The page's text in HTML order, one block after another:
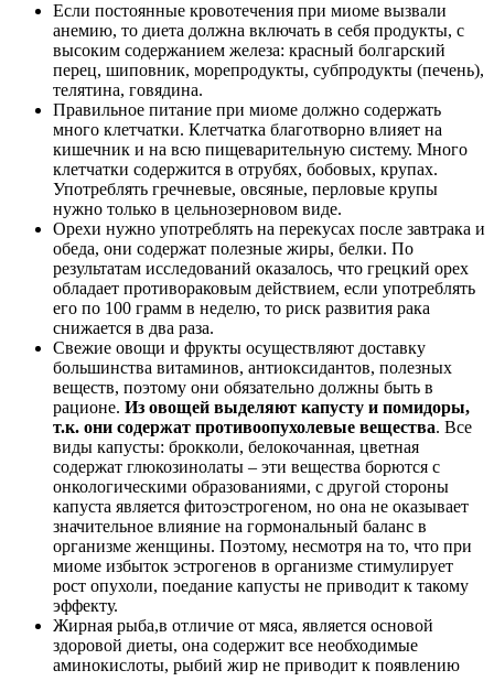
Если постоянные кровотечения при миоме вызвали
анемию, то диета должна включать в себя продукты, с
высоким содержанием железа: красный болгарский
перец, шиповник, морепродукты, субпродукты (печень),
телятина, говядина.
Правильное питание при миоме должно содержать
много клетчатки. Клетчатка благотворно влияет на
кишечник и на всю пищеварительную систему. Много
клетчатки содержится в отрубях, бобовых, крупах.
Употреблять гречневые, овсяные, перловые крупы
нужно только в цельнозерновом виде.
Орехи нужно употреблять на перекусах после завтрака и
обеда, они содержат полезные жиры, белки. По
результатам исследований оказалось, что грецкий орех
обладает противораковым действием, если употреблять
его по 100 грамм в неделю, то риск развития рака
снижается в два раза.
Свежие овощи и фрукты осуществляют доставку
большинства витаминов, антиоксидантов, полезных
веществ, поэтому они обязательно должны быть в
рационе. Из овощей выделяют капусту и помидоры,
т.к. они содержат противоопухолевые вещества. Все
виды капусты: брокколи, белокочанная, цветная
содержат глюкозинолаты – эти вещества борются с
онкологическими образованиями, с другой стороны
капуста является фитоэстрогеном, но она не оказывает
значительное влияние на гормональный баланс в
организме женщины. Поэтому, несмотря на то, что при
миоме избыток эстрогенов в организме стимулирует
рост опухоли, поедание капусты не приводит к такому
эффекту.
Жирная рыба,в отличие от мяса, является основой
здоровой диеты, она содержит все необходимые
аминокислоты, рыбий жир не приводит к появлению